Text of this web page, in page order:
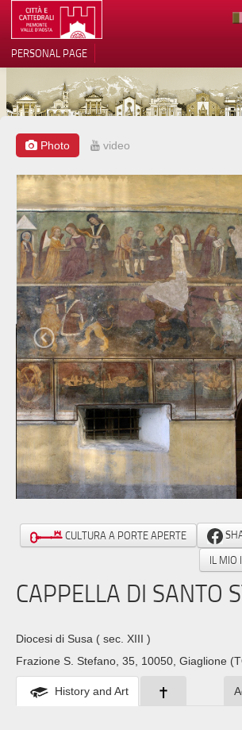
LOCATION
ARCHITECTURE
MUSEUMS
ITINERARIES
EVENTS
HOST
VOLUNTEERS
CONTACTS
PRESS
PERSONAL PAGE
Photo video
CULTURA A PORTE APERTE
IL MIO
CAPPELLA DI SANTO
Diocesi di Susa ( sec. XIII )
Frazione S. Stefano, 35, 10050, Giaglione
History and Art
Notice at collection
Your Privacy Choices